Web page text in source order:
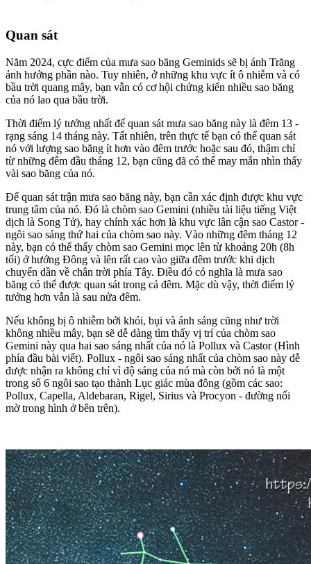
Quan sát
Năm 2024, cực điểm của mưa sao băng Geminids sẽ bị ánh Trăng
ảnh hưởng phần nào. Tuy nhiên, ở những khu vực ít ô nhiễm và có
bầu trời quang mây, bạn vẫn có cơ hội chứng kiến nhiều sao băng
của nó lao qua bầu trời.
Thời điểm lý tưởng nhất để quan sát mưa sao băng này là đêm 13 -
rạng sáng 14 tháng này. Tất nhiên, trên thực tế bạn có thể quan sát
nó với lượng sao băng ít hơn vào đêm trước hoặc sau đó, thậm chí
từ những đêm đầu tháng 12, bạn cũng đã có thể may mắn nhìn thấy
vài sao băng của nó.
Để quan sát trận mưa sao băng này, bạn cần xác định được khu vực
trung tâm của nó. Đó là chòm sao Gemini (nhiều tài liệu tiếng Việt
dịch là Song Tử), hay chính xác hơn là khu vực lân cận sao Castor -
ngôi sao sáng thứ hai của chòm sao này. Vào những đêm tháng 12
này, bạn có thể thấy chòm sao Gemini mọc lên từ khoảng 20h (8h
tối) ở hướng Đông và lên rất cao vào giữa đêm trước khi dịch
chuyển dần về chân trời phía Tây. Điều đó có nghĩa là mưa sao
băng có thể được quan sát trong cả đêm. Mặc dù vậy, thời điểm lý
tưởng hơn vẫn là sau nửa đêm.
Nếu không bị ô nhiễm bởi khói, bụi và ánh sáng cũng như trời
không nhiều mây, bạn sẽ dễ dàng tìm thấy vị trí của chòm sao
Gemini này qua hai sao sáng nhất của nó là Pollux và Castor (Hình
phía đầu bài viết). Pollux - ngôi sao sáng nhất của chòm sao này dễ
được nhận ra không chỉ vì độ sáng của nó mà còn bởi nó là một
trong số 6 ngôi sao tạo thành Lục giác mùa đông (gồm các sao:
Pollux, Capella, Aldebaran, Rigel, Sirius và Procyon - đường nối
mờ trong hình ở bên trên).